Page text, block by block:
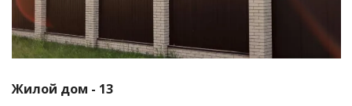
Жилой дом - 13